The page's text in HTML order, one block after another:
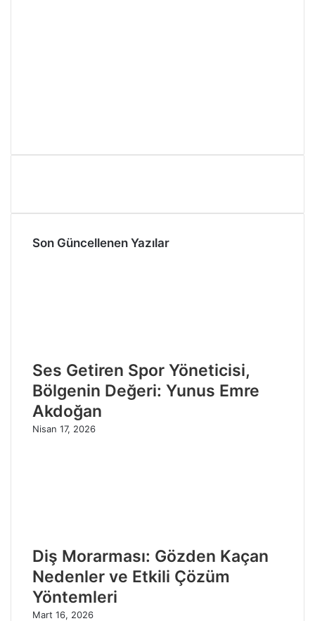
Son Güncellenen Yazılar
Ses Getiren Spor Yöneticisi,
Bölgenin Değeri: Yunus Emre
Akdoğan
Nisan 17, 2026
Diş Morarması: Gözden Kaçan
Nedenler ve Etkili Çözüm
Yöntemleri
Mart 16, 2026